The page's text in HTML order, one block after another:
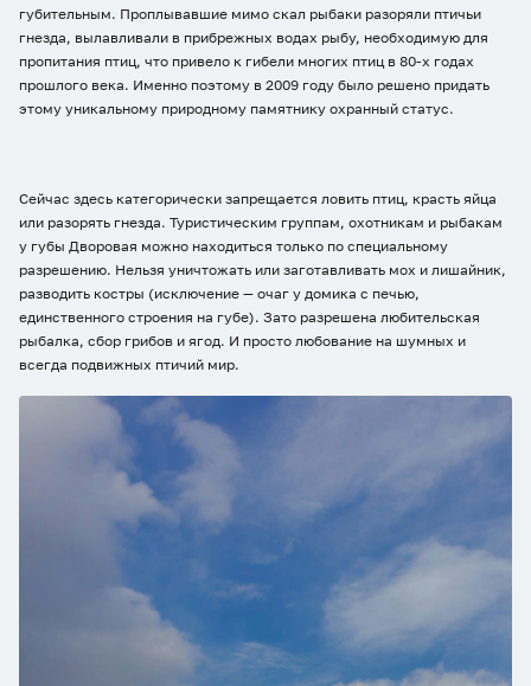
губительным. Проплывавшие мимо скал рыбаки разоряли птичьи
гнезда, вылавливали в прибрежных водах рыбу, необходимую для
пропитания птиц, что привело к гибели многих птиц в 80-х годах
прошлого века. Именно поэтому в 2009 году было решено придать
этому уникальному природному памятнику охранный статус.
Сейчас здесь категорически запрещается ловить птиц, красть яйца
или разорять гнезда. Туристическим группам, охотникам и рыбакам
у губы Дворовая можно находиться только по специальному
разрешению. Нельзя уничтожать или заготавливать мох и лишайник,
разводить костры (исключение — очаг у домика с печью,
единственного строения на губе). Зато разрешена любительская
рыбалка, сбор грибов и ягод. И просто любование на шумных и
всегда подвижных птичий мир.